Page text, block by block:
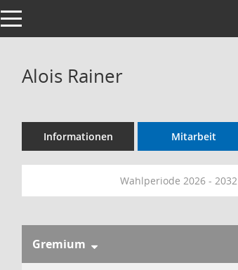
Toggle navigation
Alois Rainer
Informationen Mitarbeit
Wahlperiode 2026 - 2032
Gremium